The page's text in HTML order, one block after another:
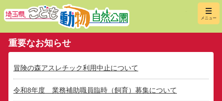
埼玉県
メニュー
重要なお知らせ
冒険の森アスレチック利用中止について
令和8年度 業務補助職員臨時（飼育）募集について